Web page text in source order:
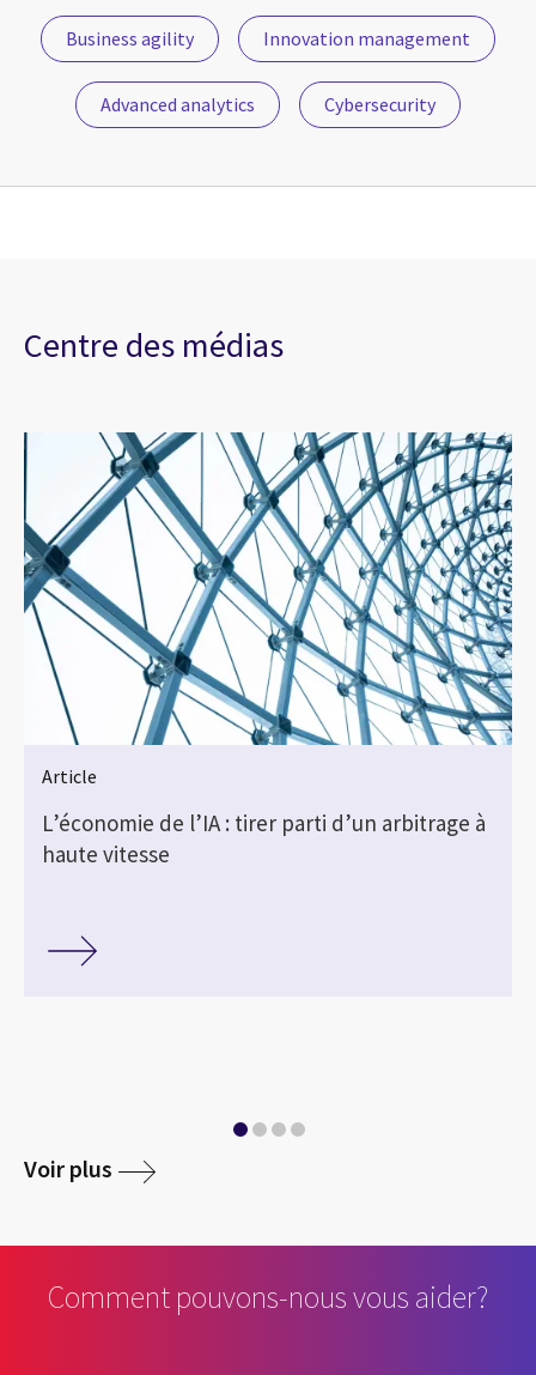
Business agility Innovation management
Advanced analytics Cybersecurity
Centre des médias
Article
L’économie de l’IA : tirer parti d’un arbitrage à
haute vitesse
Voir plus
Comment pouvons-nous vous aider?